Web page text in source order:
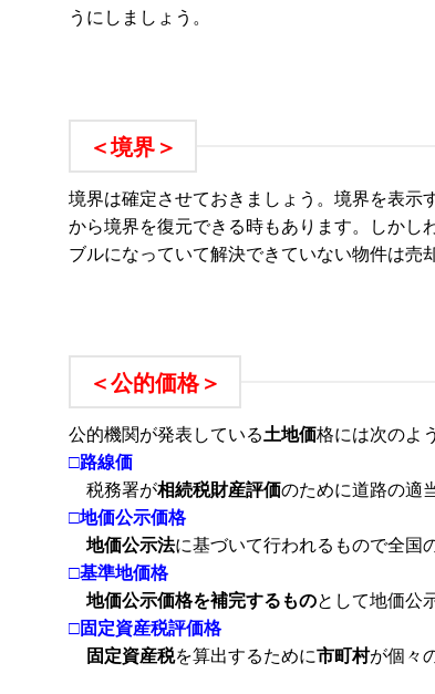
うにしましょう。
＜境界＞
境界は確定させておきましょう。境界を表示
から境界を復元できる時もあります。しかし
ブルになっていて解決できていない物件は売
＜公的価格＞
公的機関が発表している土地価格には次のよ
□路線価
税務署が相続税財産評価のために道路の適
□地価公示価格
地価公示法に基づいて行われるもので全国
□基準地価格
地価公示価格を補完するものとして地価公
□固定資産税評価格
固定資産税を算出するために市町村が個々